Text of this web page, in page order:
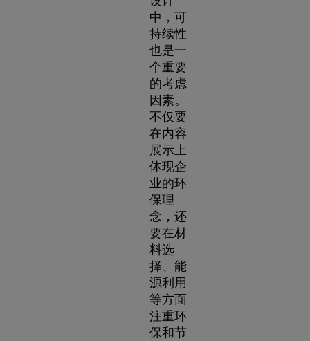
中，可
持续性
也是一
个重要
的考虑
因素。
不仅要
在内容
展示上
体现企
业的环
保理
念，还
要在材
料选
择、能
源利用
等方面
注重环
保和节